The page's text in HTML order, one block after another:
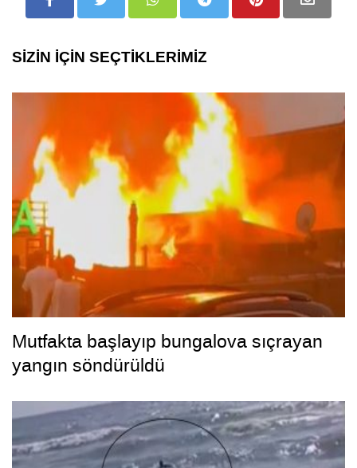
SİZİN İÇİN SEÇTİKLERİMİZ
Mutfakta başlayıp bungalova sıçrayan
yangın söndürüldü